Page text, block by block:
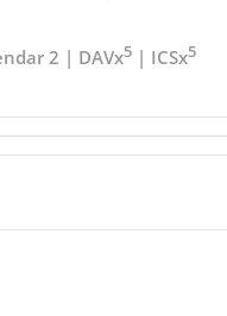
2 | DAVx5| ICSx5